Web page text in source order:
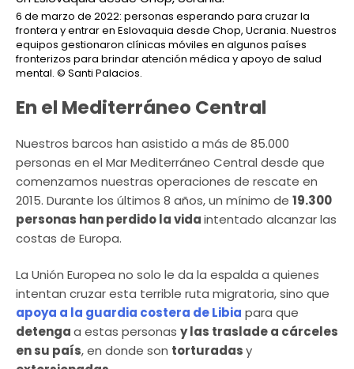
6 de marzo de 2022: personas esperando para cruzar la
frontera y entrar en Eslovaquia desde Chop, Ucrania. Nuestros
equipos gestionaron clínicas móviles en algunos países
fronterizos para brindar atención médica y apoyo de salud
mental. © Santi Palacios.
En el Mediterráneo Central
Nuestros barcos han asistido a más de 85.000
personas en el Mar Mediterráneo Central desde que
comenzamos nuestras operaciones de rescate en
2015. Durante los últimos 8 años, un mínimo de 19.300
personas han perdido la vidaintentado alcanzar las
costas de Europa.
La Unión Europea no solo le da la espalda a quienes
intentan cruzar esta terrible ruta migratoria, sino que
apoya a la guardia costera de Libia para que
detengaa estas personas y las traslade a cárceles
en su país, en donde son torturadasy